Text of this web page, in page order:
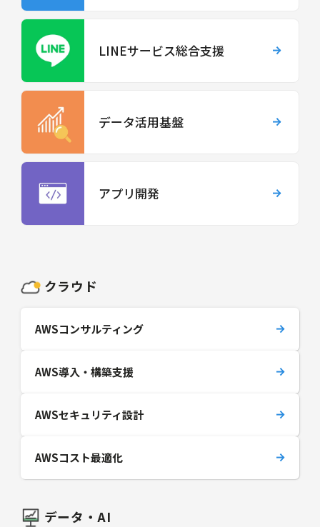
LINEサービス総合支援
データ活用基盤
アプリ開発
クラウド
AWSコンサルティング
AWS導入・構築支援
AWSセキュリティ設計
AWSコスト最適化
データ・AI